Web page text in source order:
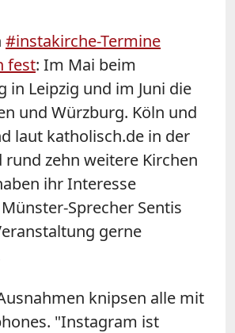
#instakirche-Termine
fest: Im Mai beim
in Leipzig und im Juni die
und Würzburg. Köln und
laut katholisch.de in der
rund zehn weitere Kirchen
ihr Interesse
Sprecher Sentis
gerne
knipsen alle mit
"Instagram ist